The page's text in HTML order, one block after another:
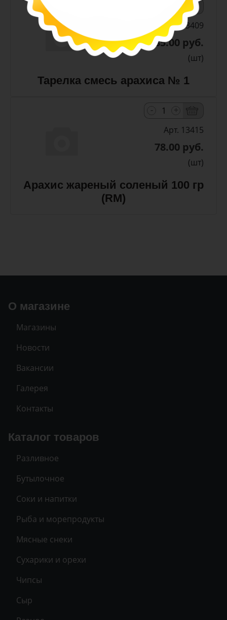
Арт. 13409
185.00 руб.
(шт)
Тарелка смесь арахиса № 1
Арт. 13415
78.00 руб.
(шт)
Арахис жареный соленый 100 гр
(RM)
О магазине
Магазины
Новости
Вакансии
Галерея
Контакты
Каталог товаров
Разливное
Бутылочное
Соки и напитки
Рыба и морепродукты
Мясные снеки
Сухарики и орехи
Чипсы
Сыр